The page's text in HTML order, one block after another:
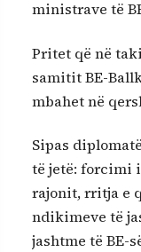
ministrave të
Pritet që në
samitit BE-
mbahet në
Sipas
të jetë: forcimi
rajonit, rritja e
ndikimeve të
jashtme të BE-